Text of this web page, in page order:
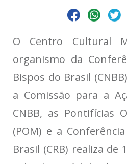
O Centro Cultural
organismo da
Bispos do Brasil
a Comissão para a
CNBB, as Pontifícias
(POM) e a
Brasil (CRB) realiza de